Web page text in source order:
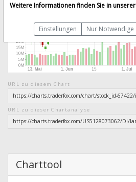
URL zu diesem Chart
URL zu dieser Chartanalyse
Charttool
Weitere Informationen finden Sie in unserer
Einstellungen Nur Notwendige